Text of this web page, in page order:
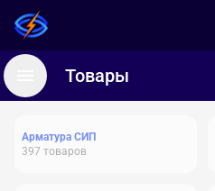
Товары
Арматура СИП
397 товаров